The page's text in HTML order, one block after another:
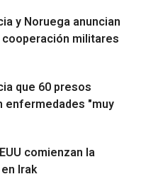
y Noruega anuncian
militares
que 60 presos
"muy
comienzan la
Irak